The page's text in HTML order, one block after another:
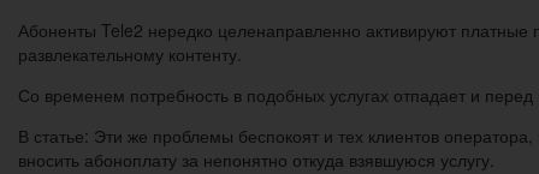
Абоненты Tele2 нередко целенаправленно активируют
развлекательному контенту.
Со временем потребность в подобных услугах отпадает и
В статье: Эти же проблемы беспокоят и тех клиентов
вносить абоноплату за непонятно откуда взявшуюся услугу.